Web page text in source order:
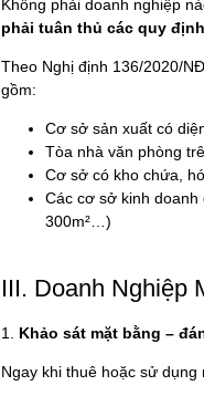
Không phải doanh nghiệp
phải tuân thủ các quy
Theo Nghị định 136/2020/
gồm:
Cơ sở sản xuất có
Tòa nhà văn phòng
Cơ sở có kho chứa,
Các cơ sở kinh
300m²…)
III. Doanh Nghiệp
1. Khảo sát mặt bằng –
Ngay khi thuê hoặc sử dụng